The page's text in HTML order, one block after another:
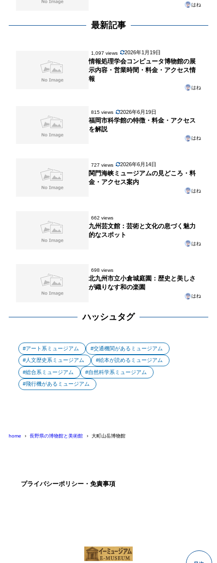
はね
最新記事
1,097 views 2026年1月19日
情報処理学会コンピュータ博物館の展
示内容・営業時間・料金・アクセス情
報
はね
815 views 2026年6月19日
福岡市科学館の特徴・料金・アクセス
を解説
はね
727 views 2026年6月14日
関門海峡ミュージアムの見どころ・料
金・アクセス案内
はね
662 views
九州芸文館：芸術と文化の息づく魅力
的なスポット
はね
698 views
北九州市立小倉城庭園：歴史と美しさ
が織りなす和の楽園
はね
ハッシュタグ
アート系ミュージアム 交通機関があるミュージアム
人文歴史系ミュージアム 絵本が読めるミュージアム
総合系ミュージアム 自然科学系ミュージアム
飛行機があるミュージアム
home 長野県の博物館と美術館 大町山岳博物館
プライバシーポリシー・免責事項